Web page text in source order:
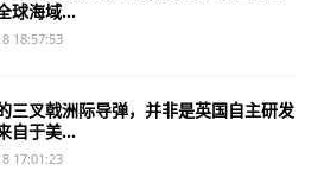
球海域...
18:57:53
三叉戟洲际导弹，并非是英国自主研发
自于美...
17:01:23